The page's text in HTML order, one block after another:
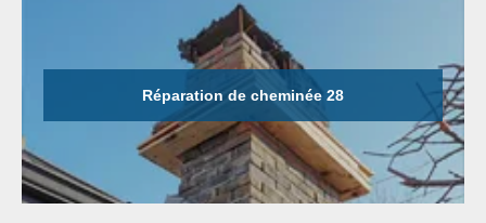
Réparation de cheminée 28